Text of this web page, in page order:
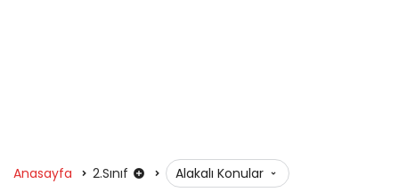
Anasayfa 2.Sınıf Alakalı Konular